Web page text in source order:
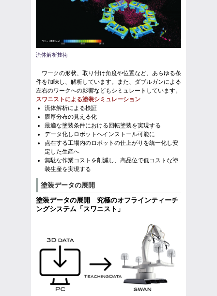
流体解析技術
ワークの形状、取り付け角度や位置など、あらゆる条
件を加味し、解析しています。また、ダブルガンによる
左右のワークへの影響などもシミュレートしています。
スワニストによる塗装シミュレーション
流体解析による検証
膜厚分布の見える化
最適な塗装条件における回転塗装を実現する
データ化しロボットへインストール可能に
点在する工場内のロボットの仕上がりを統一化し安
定した生産へ
無駄な作業コストを削減し、高品位で低コストな塗
装生産を実現する
塗装データの展開
塗装データの展開 究極のオフラインティーチ
ングシステム「スワニスト」